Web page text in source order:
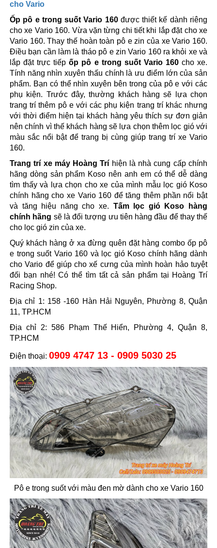
cho Vario
Ốp pô e trong suốt Vario 160được thiết kế dành riêng
cho xe Vario 160. Vừa vặn từng chi tiết khi lắp đặt cho xe
Vario 160. Thay thế hoàn toàn pô e zin của xe Vario 160.
Điều bạn cần làm là tháo pô e zin Vario 160 ra khỏi xe và
lắp đặt trực tiếpốp pô e trong suốt Vario 160cho xe.
Tính năng nhìn xuyên thấu chính là ưu điểm lớn của sản
phẩm. Bạn có thể nhìn xuyên bên trong của pô e với các
phụ kiện. Trước đây, thường khách hàng sẽ lựa chọn
trang trí thêm pô e với các phụ kiện trang trí khác nhưng
với thời điểm hiện tại khách hàng yêu thích sự đơn giản
nên chính vì thế khách hàng sẽ lựa chọn thêm lọc gió với
màu sắc nổi bật để trang bị cùng giúp trang trí xe Vario
160.
Trang trí xe máy Hoàng Trí hiện là nhà cung cấp chính
hãng dòng sản phẩm Koso nên anh em có thể dễ dàng
tìm thấy và lựa chọn cho xe của mình mẫu lọc gió Koso
chính hãng cho xe Vario 160 để tăng thêm phần nổi bật
và tăng hiệu năng cho xe. Tấm lọc gió Koso hàng
chính hãng sẽ là đối tượng ưu tiên hàng đầu để thay thế
cho lọc gió zin của xe.
Quý khách hàng ở xa đừng quên đặt hàng combo ốp pô
e trong suốt Vario 160 và lọc gió Koso chính hãng dành
cho Vario để giúp cho xế cưng của mình hoàn hảo tuyệt
đối bạn nhé! Có thể tìm tất cả sản phẩm tại Hoàng Trí
Racing Shop.
Địa chỉ 1: 158 -160 Hàn Hải Nguyên, Phường 8, Quận
11, TP.HCM
Địa chỉ 2: 586 Phạm Thế Hiển, Phường 4, Quận 8,
TP.HCM
Điện thoại: 0909 4747 13 - 0909 5030 25
Pô e trong suốt với màu đen mờ dành cho xe Vario 160